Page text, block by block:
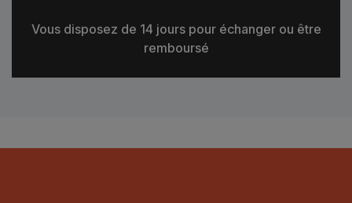
Vous disposez de 14 jours pour échanger ou être
remboursé